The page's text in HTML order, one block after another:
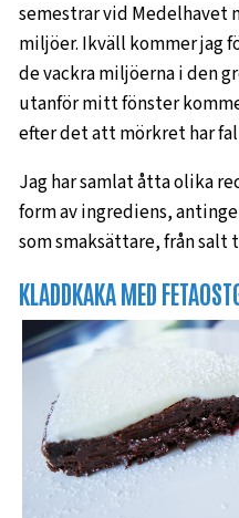
semestrar vid Medelhavet
miljöer. Ikväll kommer jag
de vackra miljöerna i den
utanför mitt fönster
efter det att mörkret har
Jag har samlat åtta olika
form av ingrediens,
som smaksättare, från salt
KLADDKAKA MED